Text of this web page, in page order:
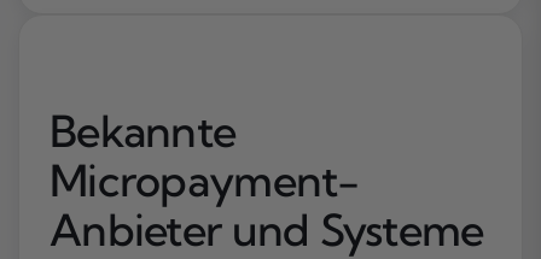
Bekannte
Micropayment-
Anbieter und Systeme